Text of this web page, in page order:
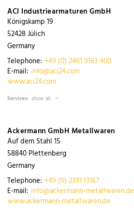
ACI Industriearmaturen GmbH
Königskamp 19
52428Jülich
Germany
Telephone: +49 (0) 2461 9163 400
E-mail: info@aci24.com
www.aci24.com
Services: show all
Ackermann GmbH Metallwaren
Auf dem Stahl 15
58840 Plettenberg
Germany
Telephone: +49 (0) 2391 13167
E-mail: info@ackermann-metallwaren.de
www.ackermann-metallwaren.de